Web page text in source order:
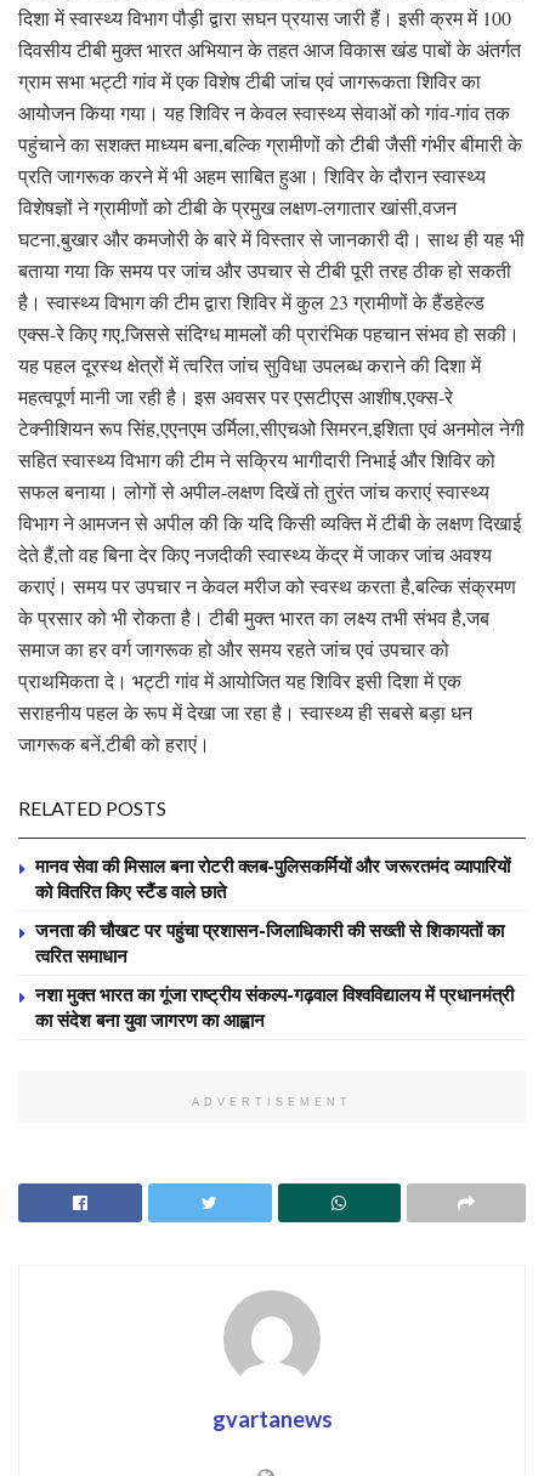
दिशा में स्वास्थ्य विभाग पौड़ी द्वारा सघन प्रयास जारी हैं। इसी क्रम में 100
दिवसीय टीबी मुक्त भारत अभियान के तहत आज विकास खंड पाबों के अंतर्गत
ग्राम सभा भट्टी गांव में एक विशेष टीबी जांच एवं जागरूकता शिविर का
आयोजन किया गया। यह शिविर न केवल स्वास्थ्य सेवाओं को गांव-गांव तक
पहुंचाने का सशक्त माध्यम बना,बल्कि ग्रामीणों को टीबी जैसी गंभीर बीमारी के
प्रति जागरूक करने में भी अहम साबित हुआ। शिविर के दौरान स्वास्थ्य
विशेषज्ञों ने ग्रामीणों को टीबी के प्रमुख लक्षण-लगातार खांसी,वजन
घटना,बुखार और कमजोरी के बारे में विस्तार से जानकारी दी। साथ ही यह भी
बताया गया कि समय पर जांच और उपचार से टीबी पूरी तरह ठीक हो सकती
है। स्वास्थ्य विभाग की टीम द्वारा शिविर में कुल 23 ग्रामीणों के हैंडहेल्ड
एक्स-रे किए गए,जिससे संदिग्ध मामलों की प्रारंभिक पहचान संभव हो सकी।
यह पहल दूरस्थ क्षेत्रों में त्वरित जांच सुविधा उपलब्ध कराने की दिशा में
महत्वपूर्ण मानी जा रही है। इस अवसर पर एसटीएस आशीष,एक्स-रे
टेक्नीशियन रूप सिंह,एएनएम उर्मिला,सीएचओ सिमरन,इशिता एवं अनमोल नेगी
सहित स्वास्थ्य विभाग की टीम ने सक्रिय भागीदारी निभाई और शिविर को
सफल बनाया। लोगों से अपील-लक्षण दिखें तो तुरंत जांच कराएं स्वास्थ्य
विभाग ने आमजन से अपील की कि यदि किसी व्यक्ति में टीबी के लक्षण दिखाई
देते हैं,तो वह बिना देर किए नजदीकी स्वास्थ्य केंद्र में जाकर जांच अवश्य
कराएं। समय पर उपचार न केवल मरीज को स्वस्थ करता है,बल्कि संक्रमण
के प्रसार को भी रोकता है। टीबी मुक्त भारत का लक्ष्य तभी संभव है,जब
समाज का हर वर्ग जागरूक हो और समय रहते जांच एवं उपचार को
प्राथमिकता दे। भट्टी गांव में आयोजित यह शिविर इसी दिशा में एक
सराहनीय पहल के रूप में देखा जा रहा है। स्वास्थ्य ही सबसे बड़ा धन
जागरूक बनें,टीबी को हराएं।
RELATED POSTS
मानव सेवा की मिसाल बना रोटरी क्लब-पुलिसकर्मियों और जरूरतमंद व्यापारियों
को वितरित किए स्टैंड वाले छाते
जनता की चौखट पर पहुंचा प्रशासन-जिलाधिकारी की सख्ती से शिकायतों का
त्वरित समाधान
नशा मुक्त भारत का गूंजा राष्ट्रीय संकल्प-गढ़वाल विश्वविद्यालय में प्रधानमंत्री
का संदेश बना युवा जागरण का आह्वान
ADVERTISEMENT
gvartanews